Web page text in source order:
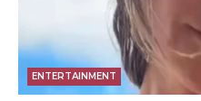
ENTERTAINMENT